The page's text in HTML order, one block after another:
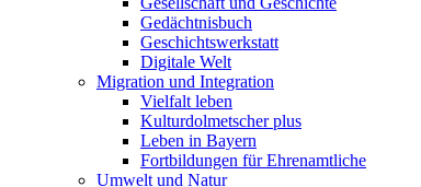
Gedächtnisbuch
Geschichtswerkstatt
Digitale Welt
Migration und Integration
Vielfalt leben
Kulturdolmetscher plus
Leben in Bayern
Fortbildungen für Ehrenamtliche
Umwelt und Natur